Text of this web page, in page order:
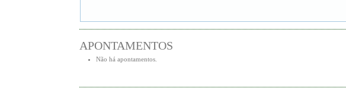
APONTAMENTOS
Não há apontamentos.